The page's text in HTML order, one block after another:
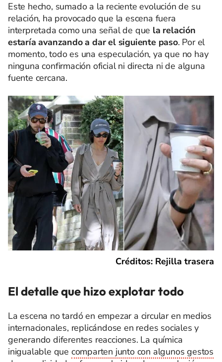
Este hecho, sumado a la reciente evolución de su
relación, ha provocado que la escena fuera
interpretada como una señal de que la relación
estaría avanzando a dar el siguiente paso. Por el
momento, todo es una especulación, ya que no hay
ninguna confirmación oficial ni directa ni de alguna
fuente cercana.
Créditos: Rejilla trasera
El detalle que hizo explotar todo
La escena no tardó en empezar a circular en medios
internacionales, replicándose en redes sociales y
generando diferentes reacciones. La química
inigualable que comparten junto con algunos gestos